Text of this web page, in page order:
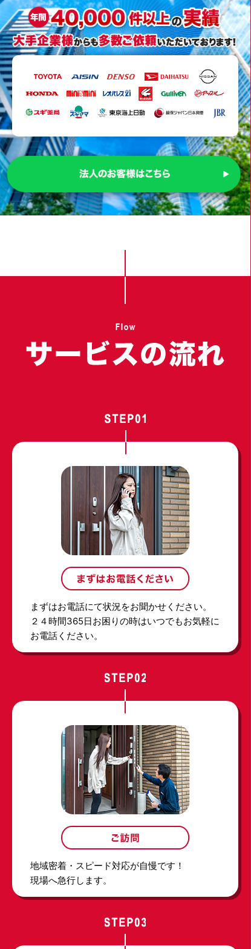
まずはお電話にて状況をお聞かせください。
２４時間365日お困りの時はいつでもお気軽に
お電話ください。
地域密着・スピード対応が自慢です！
現場へ急行します。